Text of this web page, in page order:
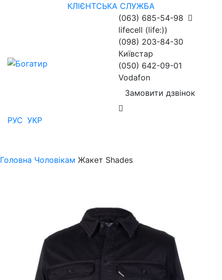
КЛІЄНТСЬКА СЛУЖБА
(063) 685-54-98
lifecell (life:))
(098) 203-84-30
Київстар
(050) 642-09-01
Vodafon
Замовити дзвінок
РУС УКР
Головна Чоловікам Жакет Shades